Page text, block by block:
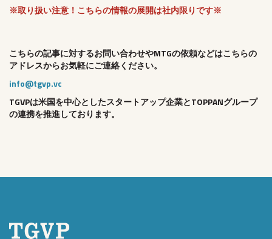
※取り扱い注意！こちらの情報の展開は社内限りです※
こちらの記事に対するお問い合わせやMTGの依頼などはこちらの
アドレスからお気軽にご連絡ください。
info@tgvp.vc
TGVPは米国を中心としたスタートアップ企業とTOPPANグループ
の連携を推進しております。